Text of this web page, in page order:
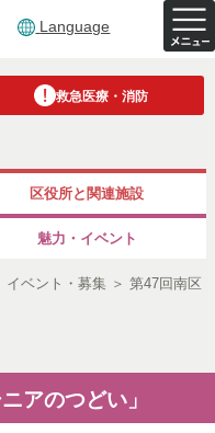
Language
救急医療・消防
区役所と関連施設
魅力・イベント
イベント・募集 ＞ 第47回南区
アのつどい」